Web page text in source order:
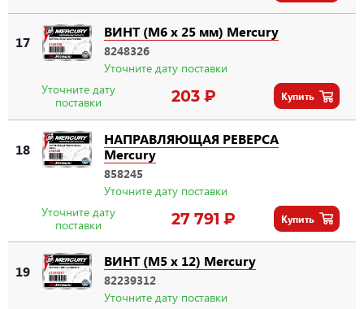
17
ВИНТ (M6 x 25 мм) Mercury
8248326
Уточните дату поставки
Уточните дату
поставки
203 ₽ Купить
18
НАПРАВЛЯЮЩАЯ РЕВЕРСА
Mercury
858245
Уточните дату поставки
Уточните дату
поставки
27 791 ₽ Купить
19
ВИНТ (M5 x 12) Mercury
82239312
Уточните дату поставки